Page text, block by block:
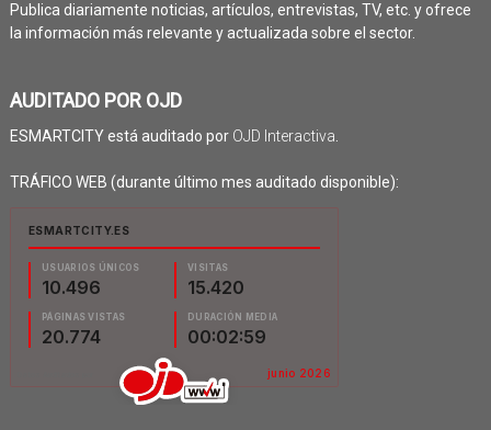
Publica diariamente noticias, artículos, entrevistas, TV, etc. y ofrece
la información más relevante y actualizada sobre el sector.
AUDITADO POR OJD
ESMARTCITY está auditado por OJD Interactiva.
TRÁFICO WEB (durante último mes auditado disponible):